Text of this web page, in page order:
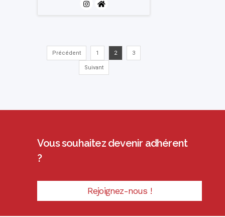
Précédent 1 2 3
Suivant
Vous souhaitez devenir adhérent
?
Rejoignez-nous !